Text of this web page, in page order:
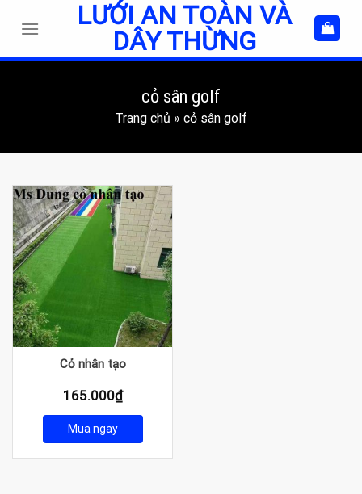
LƯỚI AN TOÀN VÀ
DÂY THỪNG
cỏ sân golf
Trang chủ » cỏ sân golf
Cỏ nhân tạo
165.000₫
Mua ngay